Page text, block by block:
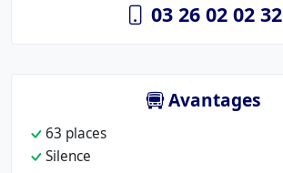
03 26 02 02 32
Avantages
63 places
Silence